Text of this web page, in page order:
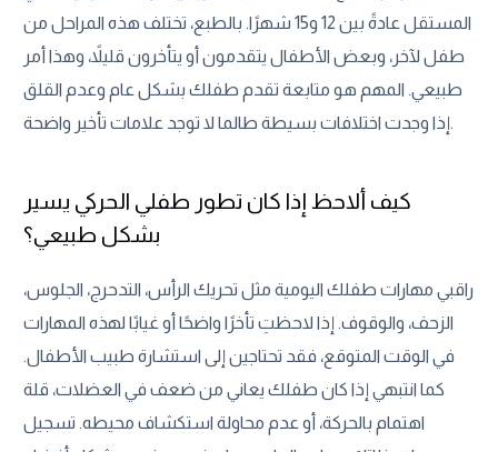
المستقل عادةً بين 12 و15 شهرًا. بالطبع، تختلف هذه المراحل من
طفل لآخر، وبعض الأطفال يتقدمون أو يتأخرون قليلاً، وهذا أمر
طبيعي. المهم هو متابعة تقدم طفلك بشكل عام وعدم القلق
إذا وجدت اختلافات بسيطة طالما لا توجد علامات تأخير واضحة.
كيف ألاحظ إذا كان تطور طفلي الحركي يسير
بشكل طبيعي؟
راقبي مهارات طفلك اليومية مثل تحريك الرأس، التدحرج، الجلوس،
الزحف، والوقوف. إذا لاحظتِ تأخرًا واضحًا أو غيابًا لهذه المهارات
في الوقت المتوقع، فقد تحتاجين إلى استشارة طبيب الأطفال.
كما انتبهي إذا كان طفلك يعاني من ضعف في العضلات، قلة
اهتمام بالحركة، أو عدم محاولة استكشاف محيطه. تسجيل